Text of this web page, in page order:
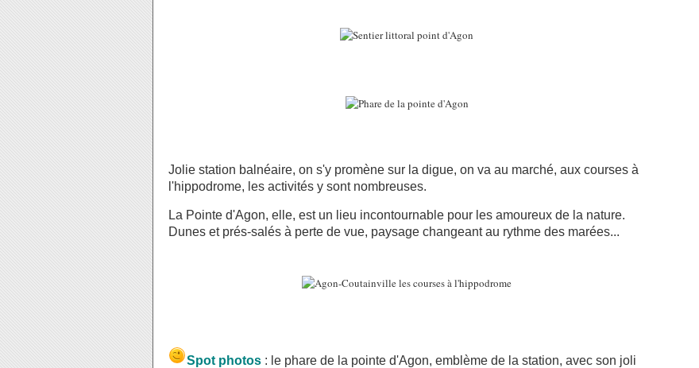
Jolie station balnéaire, on s'y promène sur la digue, on va au marché, aux courses à
l'hippodrome, les activités y sont nombreuses.
La Pointe d'Agon, elle, est un lieu incontournable pour les amoureux de la nature.
Dunes et prés-salés à perte de vue, paysage changeant au rythme des marées...
Spot photos : le phare de la pointe d'Agon, emblème de la station, avec son joli